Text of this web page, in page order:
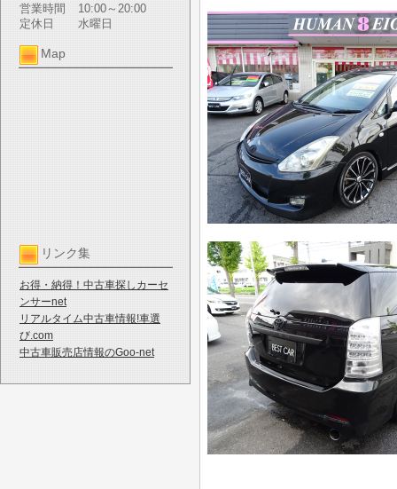
営業時間
10:00～20:00
定休日
水曜日
Map
リンク集
お得・納得！中古車探しカーセ
ンサーnet
リアルタイム中古車情報!車選
び.com
中古車販売店情報のGoo-net